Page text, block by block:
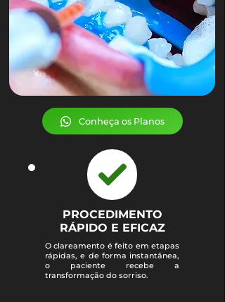
Conheça os Planos
PROCEDIMENTO
RÁPIDO E EFICAZ
O clareamento é feito em etapas
rápidas, e de forma instantânea,
o paciente recebe a
transformação do sorriso.